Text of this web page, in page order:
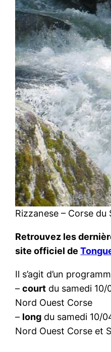
Rizzanese – Corse du
Retrouvez les
site officiel de
Il s’agit d’un
–court du samedi
Nord Ouest Corse
– long du samedi 10/
Nord Ouest Corse et